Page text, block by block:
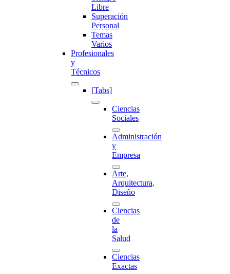
Libre
Superación
Personal
Temas
Varios
Profesionales
y
Técnicos
[Tabs]
Ciencias
Sociales
Administración
y
Empresa
Arte,
Arquitectura,
Diseño
Ciencias
de
la
Salud
Ciencias
Exactas